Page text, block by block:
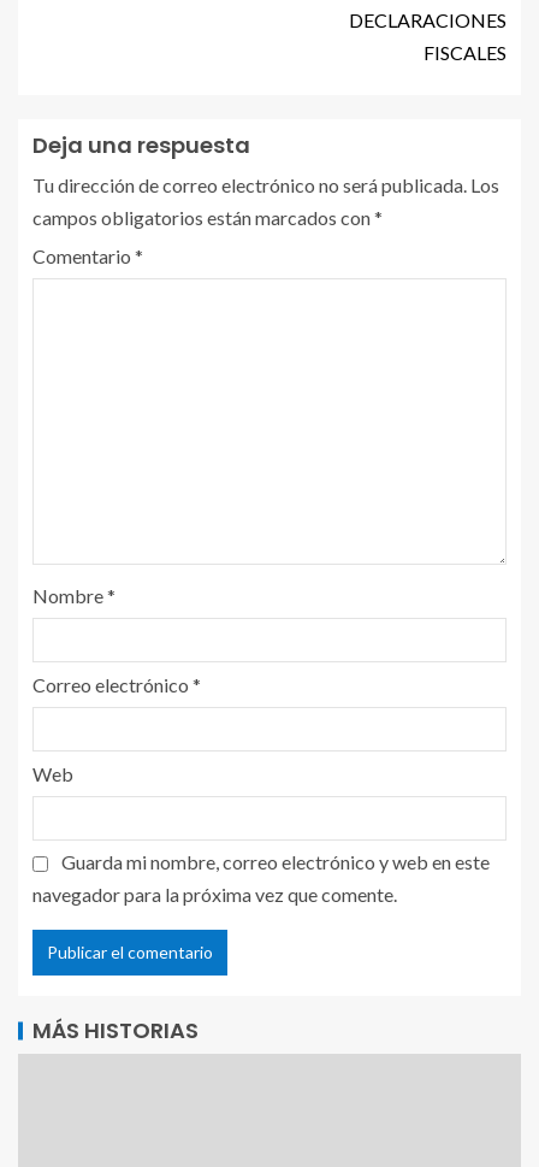
DECLARACIONES
FISCALES
Deja una respuesta
Tu dirección de correo electrónico no será publicada. Los
campos obligatorios están marcados con*
Comentario *
Nombre*
Correo electrónico *
Web
Guarda mi nombre, correo electrónico y web en este
navegador para la próxima vez que comente.
MÁS HISTORIAS